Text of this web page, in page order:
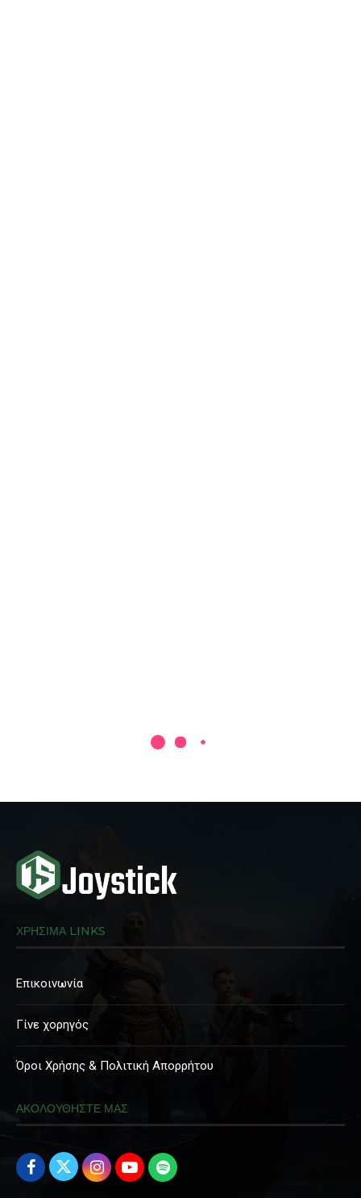
ΧΡΗΣΙΜΑ LINKS
Επικοινωνία
Γίνε χορηγός
Όροι Χρήσης & Πολιτική Απορρήτου
ΑΚΟΛΟΥΘΗΣΤΕ ΜΑΣ